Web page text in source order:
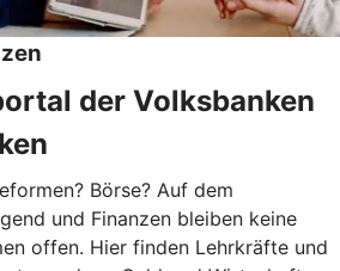
der Volksbanken
Börse? Auf dem
und Finanzen bleiben keine
offen. Hier finden Lehrkräfte und